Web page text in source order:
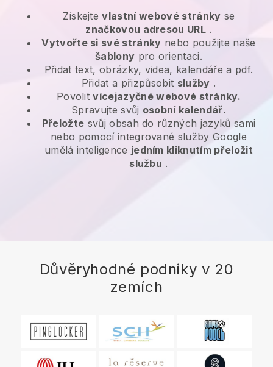
Získejtevlastní webové stránky se
značkovou adresou URL .
Vytvořte si své stránky nebo použijte naše
šablony pro orientaci.
Přidat text, obrázky, videa, kalendáře a pdf.
Přidat a přizpůsobit služby .
Povolitvícejazyčné webové stránky.
Spravujte svůj osobní kalendář.
Přeložte svůj obsah do různých jazyků sami
nebo pomocí integrované služby Google
umělá inteligence jedním kliknutím přeložit
službu .
Důvěryhodné podniky v 20
zemích